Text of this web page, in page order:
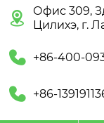

Офис 309,
Цилихэ, г.
 +86-400-
 +86-